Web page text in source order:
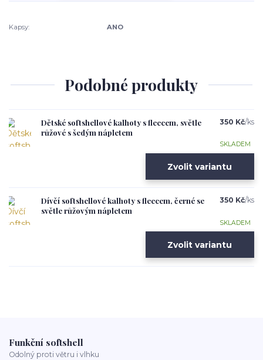
Kapsy: ANO
Podobné produkty
Dětské softshellové kalhoty s fleecem, světle
růžové s šedým nápletem
350 Kč/ks
SKLADEM
Zvolit variantu
Dívčí softshellové kalhoty s fleecem, černé se
světle růžovým nápletem
350 Kč/ks
SKLADEM
Zvolit variantu
Funkční softshell
Odolný proti větru i vlhku